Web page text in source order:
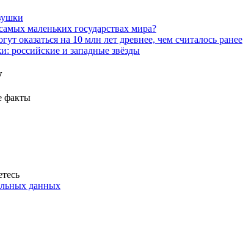
маленьких государствах мира?
оказаться на 10 млн лет древнее, чем считалось ранее
российские и западные звёзды
факты
данных